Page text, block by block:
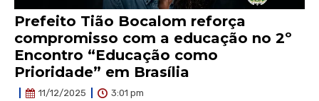
Prefeito Tião Bocalom reforça
compromisso com a educação no 2º
Encontro “Educação como
Prioridade” em Brasília
11/12/2025 3:01 pm